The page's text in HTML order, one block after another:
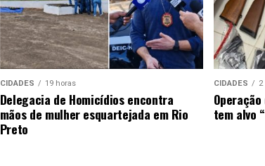
CIDADES 19 horas
Delegacia de Homicídios encontra
mãos de mulher esquartejada em Rio
Preto
CIDADES 2
tem alvo